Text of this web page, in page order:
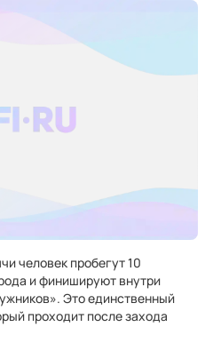
человек пробегут 10
и финишируют внутри
Это единственный
проходит после захода